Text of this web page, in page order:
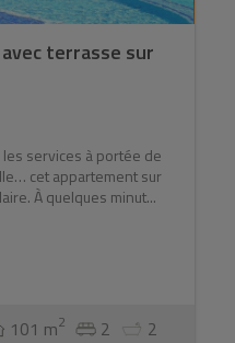
terrasse sur
services à portée de
cet appartement sur
À quelques minut...
101 m2 2 2